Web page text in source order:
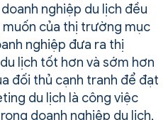
nghiệp du lịch đều
của thị trường mục
nghiệp đưa ra thị
lịch tốt hơn và sớm hơn
đối thủ cạnh tranh để đạt
du lịch là công việc
doanh nghiệp du lịch,